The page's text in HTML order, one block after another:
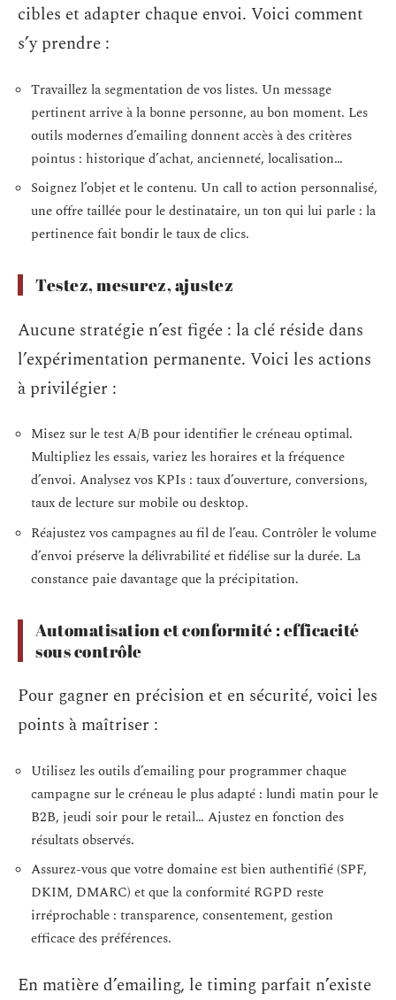
cibles et adapter chaque envoi. Voici comment
s’y prendre :
Travaillez la segmentation de vos listes. Un message
pertinent arrive à la bonne personne, au bon moment. Les
outils modernes d’emailing donnent accès à des critères
pointus : historique d’achat, ancienneté, localisation…
Soignez l’objet et le contenu. Un call to action personnalisé,
une offre taillée pour le destinataire, un ton qui lui parle : la
pertinence fait bondir le taux de clics.
Testez, mesurez, ajustez
Aucune stratégie n’est figée : la clé réside dans
l’expérimentation permanente. Voici les actions
à privilégier :
Misez sur le test A/B pour identifier le créneau optimal.
Multipliez les essais, variez les horaires et la fréquence
d’envoi. Analysez vos KPIs : taux d’ouverture, conversions,
taux de lecture sur mobile ou desktop.
Réajustez vos campagnes au fil de l’eau. Contrôler le volume
d’envoi préserve la délivrabilité et fidélise sur la durée. La
constance paie davantage que la précipitation.
Automatisation et conformité : efficacité
sous contrôle
Pour gagner en précision et en sécurité, voici les
points à maîtriser :
Utilisez les outils d’emailing pour programmer chaque
campagne sur le créneau le plus adapté : lundi matin pour le
B2B, jeudi soir pour le retail… Ajustez en fonction des
résultats observés.
Assurez-vous que votre domaine est bien authentifié (SPF,
DKIM, DMARC) et que la conformité RGPD reste
irréprochable : transparence, consentement, gestion
efficace des préférences.
En matière d’emailing, le timing parfait n’existe